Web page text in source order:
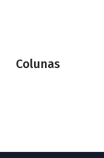
Colunas